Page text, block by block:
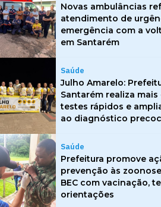
Novas ambulâncias
atendimento de
emergência com a
em Santarém
Saúde
Julho Amarelo:
Santarém realiza mais
testes rápidos e
ao diagnóstico
Saúde
Prefeitura promove
prevenção às
BEC com vacinação,
orientações